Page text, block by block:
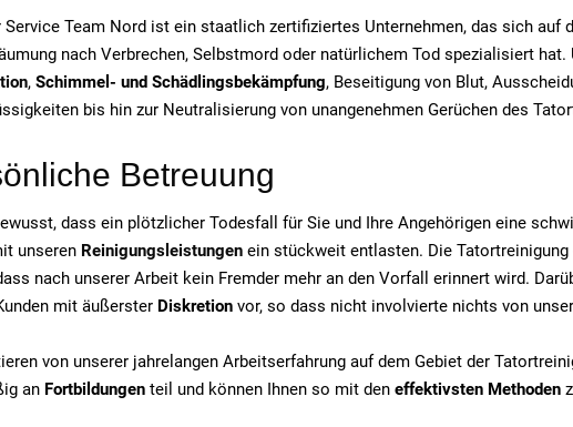
Service Team Nord ist ein staatlich zertifiziertes Unternehmen, das sich auf
nach Verbrechen, Selbstmord oder natürlichem Tod spezialisiert
, Schimmel- und Schädlingsbekämpfung, Beseitigung von Blut,
bis hin zur Neutralisierung von unangenehmen Gerüchen des
Betreuung
dass ein plötzlicher Todesfall für Sie und Ihre Angehörigen eine
unseren Reinigungsleistungen ein stückweit entlasten. Die Tatortreinigung
nach unserer Arbeit kein Fremder mehr an den Vorfall erinnert wird.
mit äußerster Diskretion vor, so dass nicht involvierte nichts von
von unserer jahrelangen Arbeitserfahrung auf dem Gebiet der
an Fortbildungen teil und können Ihnen so mit den effektivsten Methoden